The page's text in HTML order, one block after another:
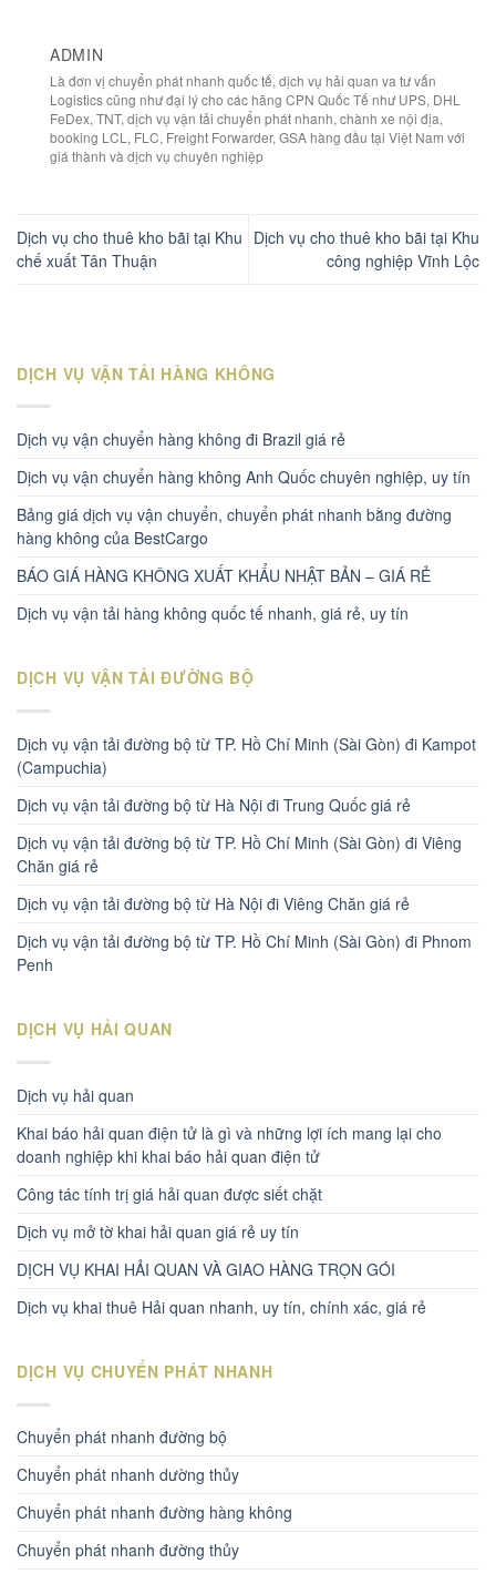
ADMIN
Là đơn vị chuyển phát nhanh quốc tế, dịch vụ hải quan va tư vấn
Logistics cũng như đại lý cho các hãng CPN Quốc Tế như UPS, DHL
FeDex, TNT, dịch vụ vận tải chuyển phát nhanh, chành xe nội địa,
booking LCL, FLC, Freight Forwarder, GSA hàng đầu tại Việt Nam với
giá thành và dịch vụ chuyên nghiệp
Dịch vụ cho thuê kho bãi tại Khu
chế xuất Tân Thuận
Dịch vụ cho thuê kho bãi tại Khu
công nghiệp Vĩnh Lộc
DỊCH VỤ VẬN TẢI HÀNG KHÔNG
Dịch vụ vận chuyển hàng không đi Brazil giá rẻ
Dịch vụ vận chuyển hàng không Anh Quốc chuyên nghiệp, uy tín
Bảng giá dịch vụ vận chuyển, chuyển phát nhanh bằng đường
hàng không của BestCargo
BÁO GIÁ HÀNG KHÔNG XUẤT KHẨU NHẬT BẢN – GIÁ RẺ
Dịch vụ vận tải hàng không quốc tế nhanh, giá rẻ, uy tín
DỊCH VỤ VẬN TẢI ĐƯỜNG BỘ
Dịch vụ vận tải đường bộ từ TP. Hồ Chí Minh (Sài Gòn) đi Kampot
(Campuchia)
Dịch vụ vận tải đường bộ từ Hà Nội đi Trung Quốc giá rẻ
Dịch vụ vận tải đường bộ từ TP. Hồ Chí Minh (Sài Gòn) đi Viêng
Chăn giá rẻ
Dịch vụ vận tải đường bộ từ Hà Nội đi Viêng Chăn giá rẻ
Dịch vụ vận tải đường bộ từ TP. Hồ Chí Minh (Sài Gòn) đi Phnom
Penh
DỊCH VỤ HẢI QUAN
Dịch vụ hải quan
Khai báo hải quan điện tử là gì và những lợi ích mang lại cho
doanh nghiệp khi khai báo hải quan điện tử
Công tác tính trị giá hải quan được siết chặt
Dịch vụ mở tờ khai hải quan giá rẻ uy tín
DỊCH VỤ KHAI HẢI QUAN VÀ GIAO HÀNG TRỌN GÓI
Dịch vụ khai thuê Hải quan nhanh, uy tín, chính xác, giá rẻ
DỊCH VỤ CHUYỂN PHÁT NHANH
Chuyển phát nhanh đường bộ
Chuyển phát nhanh dường thủy
Chuyển phát nhanh đường hàng không
Chuyển phát nhanh đường thủy